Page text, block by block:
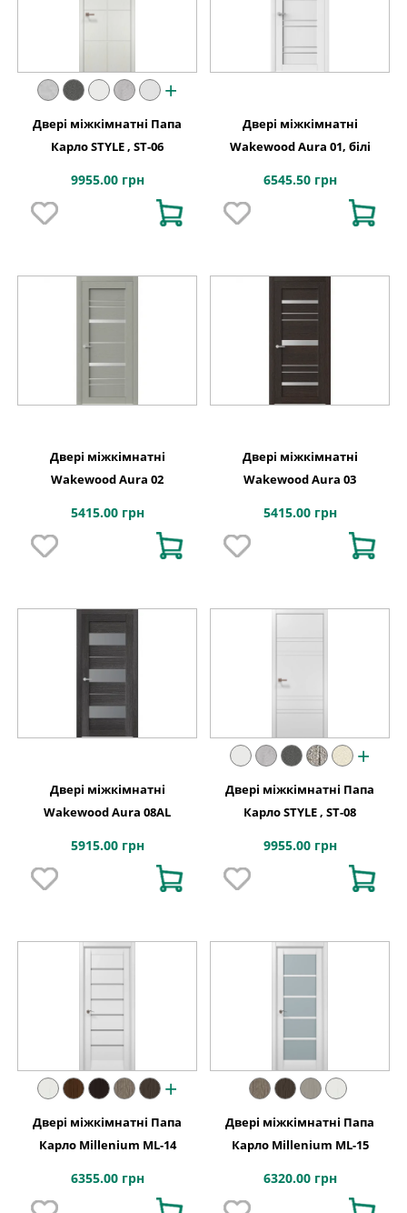
+
Двері міжкімнатні Папа
Карло STYLE , ST-06
9955.00 грн
Двері міжкімнатні
Wakewood Aura 01, білі
6545.50 грн
Двері міжкімнатні
Wakewood Aura 02
5415.00 грн
Двері міжкімнатні
Wakewood Aura 03
5415.00 грн
Двері міжкімнатні
Wakewood Aura 08AL
5915.00 грн
+
Двері міжкімнатні Папа
Карло STYLE , ST-08
9955.00 грн
+
Двері міжкімнатні Папа
Карло Millenium ML-14
6355.00 грн
Двері міжкімнатні Папа
Карло Millenium ML-15
6320.00 грн